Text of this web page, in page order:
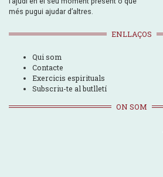
més pugui ajudar d’altres.
ENLLAÇOS
Qui som
Contacte
Exercicis espirituals
Subscriu-te al butlletí
ON SOM